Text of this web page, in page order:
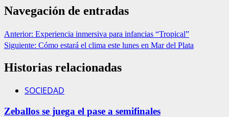
Navegación de entradas
Anterior: Experiencia inmersiva para infancias “Tropical”
Siguiente: Cómo estará el clima este lunes en Mar del Plata
Historias relacionadas
SOCIEDAD
Zeballos se juega el pase a semifinales